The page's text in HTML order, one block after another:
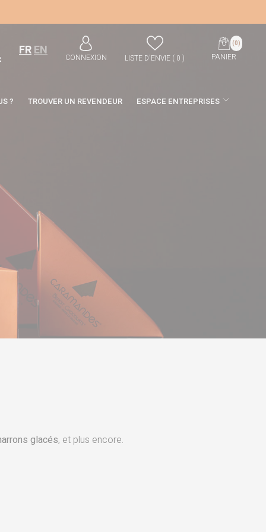
FREN CONNEXION LISTE D'ENVIE ( 0 ) PANIER
(0)
? TROUVER UN REVENDEUR ESPACE ENTREPRISES
glacés, et plus encore.